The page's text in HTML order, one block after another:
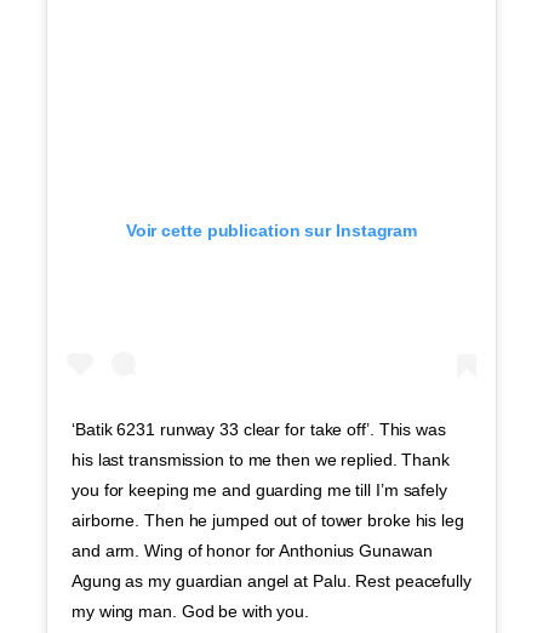
Voir cette publication sur Instagram
‘Batik 6231 runway 33 clear for take off’. This was
his last transmission to me then we replied. Thank
you for keeping me and guarding me till I’m safely
airborne. Then he jumped out of tower broke his leg
and arm. Wing of honor for Anthonius Gunawan
Agung as my guardian angel at Palu. Rest peacefully
my wing man. God be with you.